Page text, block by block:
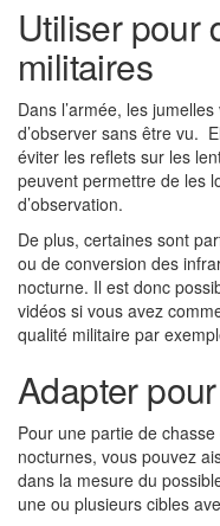
Utiliser pour
militaires
Dans l’armée, les
d’observer sans être vu.
éviter les reflets sur les
peuvent permettre de les
d’observation.
De plus, certaines sont
ou de conversion des
nocturne. Il est donc
vidéos si vous avez
qualité militaire par
Adapter
Pour une partie de
nocturnes, vous pouvez
dans la mesure du
une ou plusieurs cibles